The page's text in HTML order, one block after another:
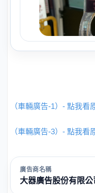
（車輛廣告-1）- 點我看
（車輛廣告-3）- 點我看
廣告商名稱
大器廣告股份有限公